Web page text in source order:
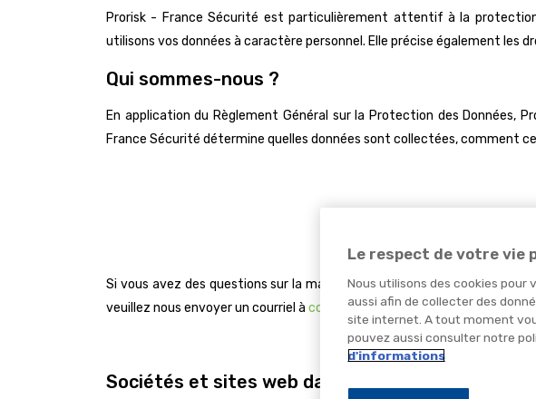
Prorisk - France Sécurité est particulièrement attentif à la
utilisons vos données à caractère personnel. Elle précise également les
Qui sommes-nous ?
En application du Règlement Général sur la Protection des Données,
France Sécurité détermine quelles données sont collectées, comment
Si vous avez des questions sur la manière dont nous traitons les
veuillez nous envoyer un courriel à contact-web@prorisk.frou nous écrire
Sociétés et sites web dans le champ d’application
Le respect de votre vie
Nous utilisons des cookies
aussi afin de collecter des
site internet. A tout moment
pouvez aussi consulter notre
d'informations